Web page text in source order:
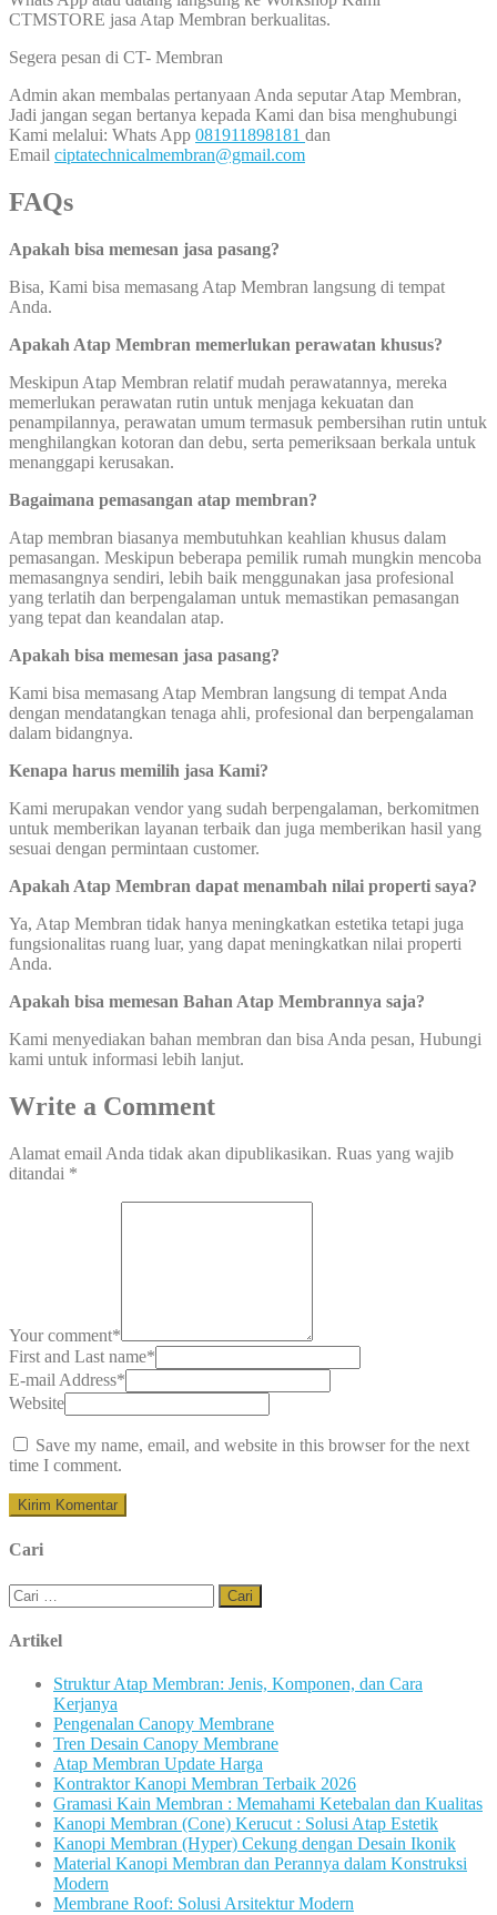
CTMSTORE jasa Atap Membran berkualitas.
Segera pesan di CT- Membran
Admin akan membalas pertanyaan Anda seputar Atap Membran,
Jadi jangan segan bertanya kepada Kami dan bisa menghubungi
Kami melalui: Whats App 081911898181 dan
Email ciptatechnicalmembran@gmail.com
FAQs
Apakah bisa memesan jasa pasang?
Bisa, Kami bisa memasang Atap Membran langsung di tempat
Anda.
Apakah Atap Membran memerlukan perawatan khusus?
Meskipun Atap Membran relatif mudah perawatannya, mereka
memerlukan perawatan rutin untuk menjaga kekuatan dan
penampilannya, perawatan umum termasuk pembersihan rutin untuk
menghilangkan kotoran dan debu, serta pemeriksaan berkala untuk
menanggapi kerusakan.
Bagaimana pemasangan atap membran?
Atap membran biasanya membutuhkan keahlian khusus dalam
pemasangan. Meskipun beberapa pemilik rumah mungkin mencoba
memasangnya sendiri, lebih baik menggunakan jasa profesional
yang terlatih dan berpengalaman untuk memastikan pemasangan
yang tepat dan keandalan atap.
Apakah bisa memesan jasa pasang?
Kami bisa memasang Atap Membran langsung di tempat Anda
dengan mendatangkan tenaga ahli, profesional dan berpengalaman
dalam bidangnya.
Kenapa harus memilih jasa Kami?
Kami merupakan vendor yang sudah berpengalaman, berkomitmen
untuk memberikan layanan terbaik dan juga memberikan hasil yang
sesuai dengan permintaan customer.
Apakah Atap Membran dapat menambah nilai properti saya?
Ya, Atap Membran tidak hanya meningkatkan estetika tetapi juga
fungsionalitas ruang luar, yang dapat meningkatkan nilai properti
Anda.
Apakah bisa memesan Bahan Atap Membrannya saja?
Kami menyediakan bahan membran dan bisa Anda pesan, Hubungi
kami untuk informasi lebih lanjut.
Write a Comment
Alamat email Anda tidak akan dipublikasikan. Ruas yang wajib
ditandai *
Your comment*
First and Last name*
E-mail Address*
Website
Save my name, email, and website in this browser for the next
time I comment.
Cari
Cari
untuk:
Artikel
Struktur Atap Membran: Jenis, Komponen, dan Cara
Kerjanya
Pengenalan Canopy Membrane
Tren Desain Canopy Membrane
Atap Membran Update Harga
Kontraktor Kanopi Membran Terbaik 2026
Gramasi Kain Membran : Memahami Ketebalan dan Kualitas
Kanopi Membran (Cone) Kerucut : Solusi Atap Estetik
Kanopi Membran (Hyper) Cekung dengan Desain Ikonik
Material Kanopi Membran dan Perannya dalam Konstruksi
Modern
Membrane Roof: Solusi Arsitektur Modern